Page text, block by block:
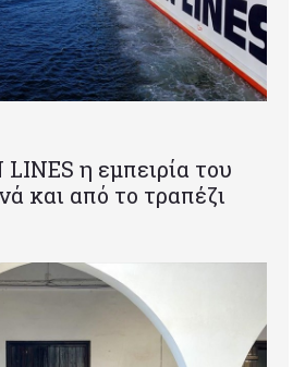
η εμπειρία του
και από το τραπέζι